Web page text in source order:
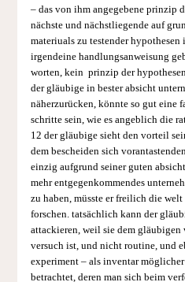
– das von ihm angegebene prinzip
nächste und nächstliegende auf
materiuals zu testender hypothesen
irgendeine handlungsanweisung
worten, kein prinzip der
der gläubige in bester absicht
näherzurücken, könnte so gut eine
schritte sein, wie es angeblich die
12 der gläubige sieht den vorteil
dem bescheiden sich
einzig aufgrund seiner guten
mehr entgegenkommendes
zu haben, müsste er freilich die welt
forschen. tatsächlich kann der
attackieren, weil sie dem gläubigen
versuch ist, und nicht routine, und
experiment – als inventar
betrachtet, deren man sich beim